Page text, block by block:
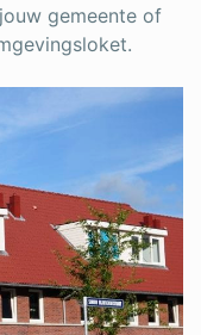
gemeente of